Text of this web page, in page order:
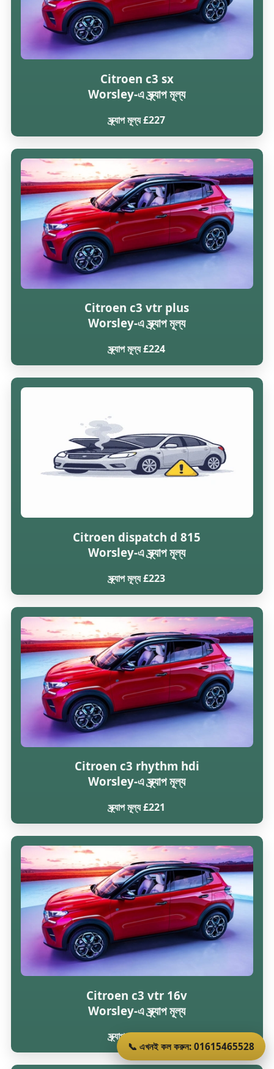
Citroen c3 sx
Worsley-এ স্ক্র্যাপ মূল্য
স্ক্র্যাপ মূল্য £227
Citroen c3 vtr plus
Worsley-এ স্ক্র্যাপ মূল্য
স্ক্র্যাপ মূল্য £224
Citroen dispatch d 815
Worsley-এ স্ক্র্যাপ মূল্য
স্ক্র্যাপ মূল্য £223
Citroen c3 rhythm hdi
Worsley-এ স্ক্র্যাপ মূল্য
স্ক্র্যাপ মূল্য £221
Citroen c3 vtr 16v
Worsley-এ স্ক্র্যাপ মূল্য
স্ক্র্যাপ মূল্য £216
📞 এখনই কল করুন: 01615465528